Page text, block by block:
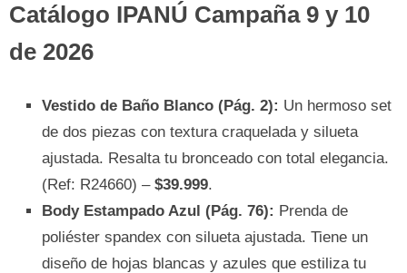
Catálogo IPANÚ Campaña 9 y 10
de 2026
Vestido de Baño Blanco (Pág. 2): Un hermoso set
de dos piezas con textura craquelada y silueta
ajustada. Resalta tu bronceado con total elegancia.
(Ref: R24660) – $39.999.
Body Estampado Azul (Pág. 76): Prenda de
poliéster spandex con silueta ajustada. Tiene un
diseño de hojas blancas y azules que estiliza tu